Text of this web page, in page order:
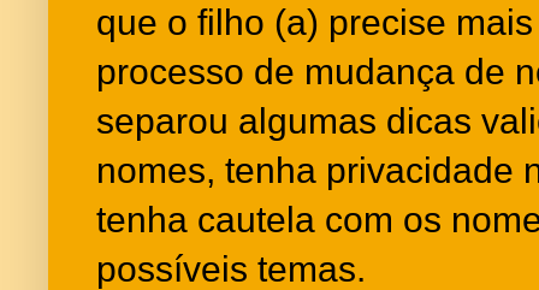
que o filho (a) precise
processo de mudança de
separou algumas dicas
nomes, tenha privacidade
tenha cautela com os
possíveis temas.